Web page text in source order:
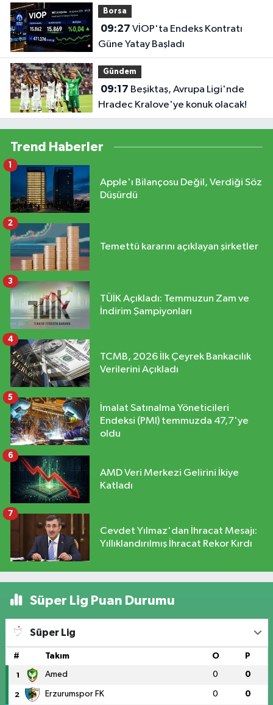
Borsa
09:27
Güne Yatay Başladı
Gündem
09:17
Hradec Kralove'ye konuk olacak!
Trend Haberler
Apple'ı Bilançosu Değil, Verdiği Söz
Düşürdü
1
Temettü kararını açıklayan şirketler
2
TÜİK Açıkladı: Temmuzun Zam ve
İndirim Şampiyonları
3
TCMB, 2026 İlk Çeyrek Bankacılık
Verilerini Açıkladı
4
İmalat Satınalma Yöneticileri
Endeksi (PMI) temmuzda 47,7'ye
oldu
5
AMD Veri Merkezi Gelirini İkiye
Katladı
6
Cevdet Yılmaz'dan İhracat Mesajı:
Yıllıklandırılmış İhracat Rekor Kırdı
7
Süper Lig Puan Durumu
Süper Lig
# Takım O P
1 Amed 0 0
2 Erzurumspor FK 0 0